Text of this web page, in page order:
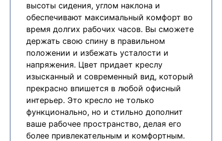
высоты сидения, углом наклона и
обеспечивают максимальный комфорт во
время долгих рабочих часов. Вы сможете
держать свою спину в правильном
положении и избежать усталости и
напряжения. Цвет придает креслу
изысканный и современный вид, который
прекрасно впишется в любой офисный
интерьер. Это кресло не только
функционально, но и стильно дополнит
ваше рабочее пространство, делая его
более привлекательным и комфортным.